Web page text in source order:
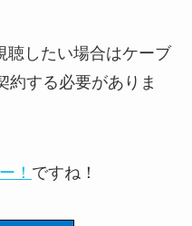
聴したい場合はケーブ
約する必要がありま
！ ですね！